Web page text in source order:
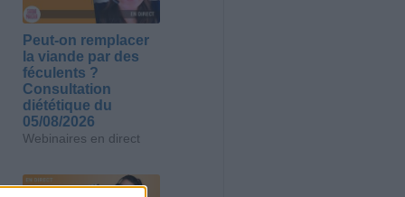
Peut-on remplacer
la viande par des
féculents ?
Consultation
diététique du
05/08/2026
Webinaires en direct